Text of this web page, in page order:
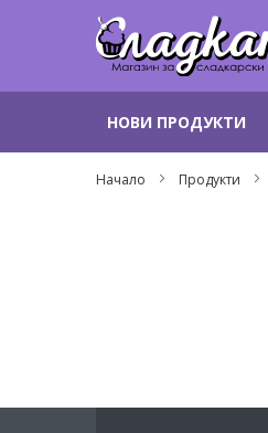
към
НОВИ ПРОДУКТИ
Начало Продукти